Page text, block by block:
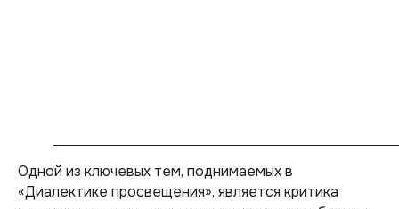
Одной из ключевых тем, поднимаемых в
«Диалектике просвещения», является критика